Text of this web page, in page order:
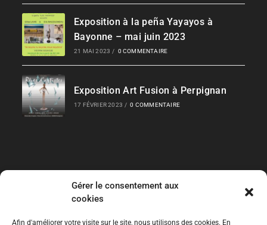
Gérer le consentement aux
cookies
Afin d'améliorer votre visite sur le site, nous utilisons des cookies. En
Exposition à la peña Yayayos à
Bayonne – mai juin 2023
21 MAI 2023 / 0 COMMENTAIRE
Exposition Art Fusion à Perpignan
17 FÉVRIER 2023 / 0 COMMENTAIRE
Liens Rapides